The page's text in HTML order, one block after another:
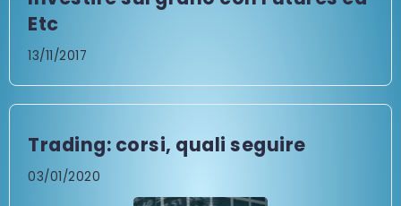
Etc
13/11/2017
Trading: corsi, quali seguire
03/01/2020